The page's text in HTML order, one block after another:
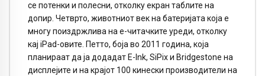
се потенки и полесни, отколку екран таблите на
допир. Четврто, животниот век на батеријата која е
многу поиздржлива на е-читачките уреди, отколку
кај iPad-овите. Петто, боја во 2011 година, која
планираат да ја додадат E-Ink, SiPix и Bridgestone на
дисплејите и на крајот 100 кинески производители на